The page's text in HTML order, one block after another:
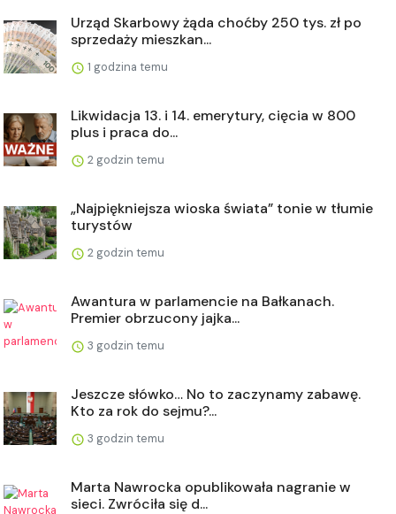
Urząd Skarbowy żąda choćby 250 tys. zł po
sprzedaży mieszkan...
1 godzina temu
Likwidacja 13. i 14. emerytury, cięcia w 800
plus i praca do...
2 godzin temu
„Najpiękniejsza wioska świata” tonie w tłumie
turystów
2 godzin temu
Awantura w parlamencie na Bałkanach.
Premier obrzucony jajka...
3 godzin temu
Jeszcze słówko… No to zaczynamy zabawę.
Kto za rok do sejmu?...
3 godzin temu
Marta Nawrocka opublikowała nagranie w
sieci. Zwróciła się d...